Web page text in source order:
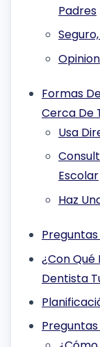
Padres
Formas
Cerca De
Usa
Escolar
Haz
¿Con Qué
Dentista